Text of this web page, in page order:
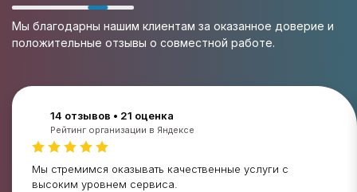
Мы благодарны нашим клиентам за оказанное доверие и
положительные отзывы о совместной работе.
14 отзывов • 21 оценка
Рейтинг организации в Яндексе
Мы стремимся оказывать качественные услуги с
высоким уровнем сервиса.